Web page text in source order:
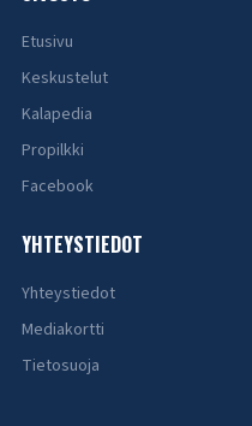
Etusivu
Keskustelut
Kalapedia
Propilkki
Facebook
YHTEYSTIEDOT
Yhteystiedot
Mediakortti
Tietosuoja